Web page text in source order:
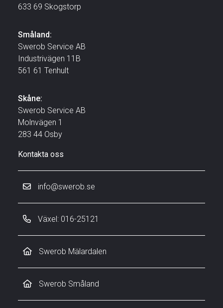
633 69 Skogstorp
Småland:
Swerob Service AB
Industrivägen 11B
561 61 Tenhult
Skåne:
Swerob Service AB
Molnvägen 1
283 44 Osby
Kontakta oss
info@swerob.se
Växel: 016-25121
Swerob Mälardalen
Swerob Småland